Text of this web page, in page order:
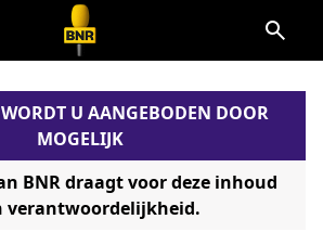
U AANGEBODEN DOOR
MOGELIJK
BNR draagt voor deze inhoud
verantwoordelijkheid.